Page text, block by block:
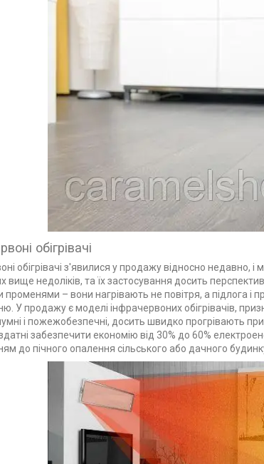
обігрівачі
обігрівачі з'явилися у продажу відносно
вище недоліків, та їх застосування досить
– вони нагрівають не повітря, а підлога і
У продажу є моделі інфрачервоних обігрівачів,
і пожежобезпечні, досить швидко прогрівають
здатні забезпечити економію від 30% до 60%
до пічного опалення сільського або дачного